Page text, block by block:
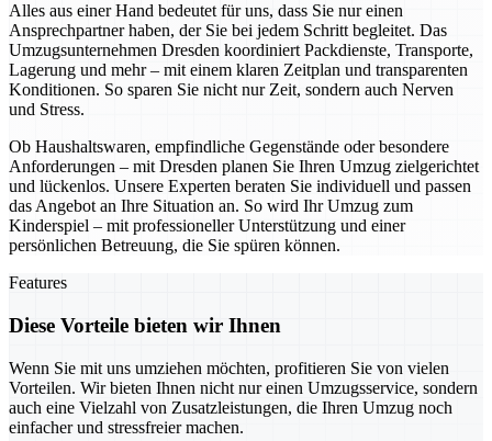
Alles aus einer Hand bedeutet für uns, dass Sie nur einen
Ansprechpartner haben, der Sie bei jedem Schritt begleitet. Das
Umzugsunternehmen Dresden koordiniert Packdienste, Transporte,
Lagerung und mehr – mit einem klaren Zeitplan und transparenten
Konditionen. So sparen Sie nicht nur Zeit, sondern auch Nerven
und Stress.
Ob Haushaltswaren, empfindliche Gegenstände oder besondere
Anforderungen – mit Dresden planen Sie Ihren Umzug zielgerichtet
und lückenlos. Unsere Experten beraten Sie individuell und passen
das Angebot an Ihre Situation an. So wird Ihr Umzug zum
Kinderspiel – mit professioneller Unterstützung und einer
persönlichen Betreuung, die Sie spüren können.
Features
Diese Vorteile bieten wir Ihnen
Wenn Sie mit uns umziehen möchten, profitieren Sie von vielen
Vorteilen. Wir bieten Ihnen nicht nur einen Umzugsservice, sondern
auch eine Vielzahl von Zusatzleistungen, die Ihren Umzug noch
einfacher und stressfreier machen.